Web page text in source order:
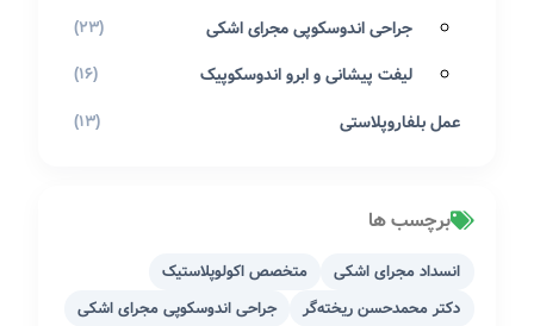
جراحی اندوسکوپی مجرای اشکی (23)
لیفت پیشانی و ابرو اندوسکوپیک (16)
عمل بلفاروپلاستی (13)
برچسب ها
انسداد مجرای اشکی
متخصص اکولوپلاستیک
دکتر محمدحسن ریخته‌گر
جراحی اندوسکوپی مجرای اشکی